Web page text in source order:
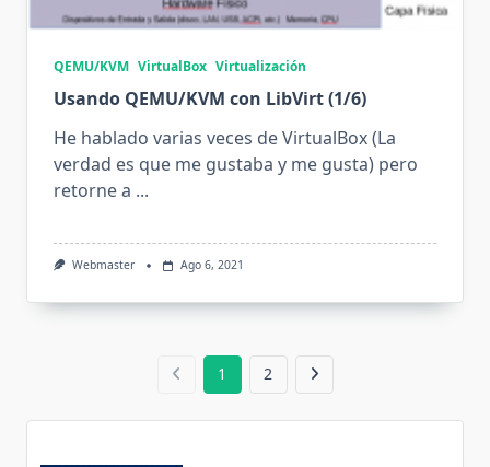
QEMU/KVM VirtualBox Virtualización
Usando QEMU/KVM con LibVirt (1/6)
He hablado varias veces de VirtualBox (La
verdad es que me gustaba y me gusta) pero
retorne a ...
Webmaster Ago 6, 2021
1 2